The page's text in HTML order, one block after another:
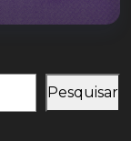
Pesquisar